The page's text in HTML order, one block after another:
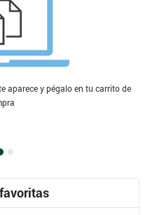
aparece y pégalo en tu carrito de